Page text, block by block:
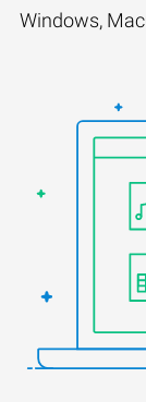
Windows,